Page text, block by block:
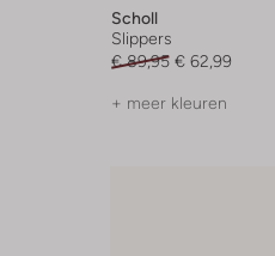
Scholl
Slippers
€ 89,95 € 62,99
+ meer kleuren